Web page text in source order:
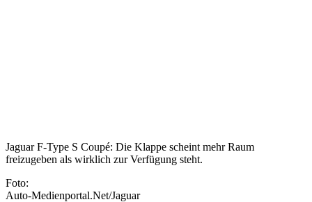
Jaguar F-Type S Coupé: Die Klappe scheint mehr Raum
freizugeben als wirklich zur Verfügung steht.
Foto:
Auto-Medienportal.Net/Jaguar